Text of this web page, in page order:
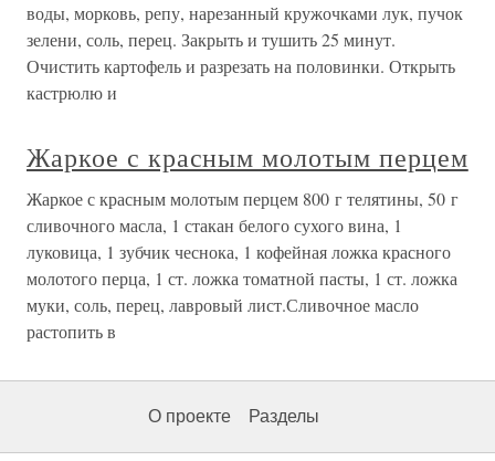
воды, морковь, репу, нарезанный кружочками лук, пучок
зелени, соль, перец. Закрыть и тушить 25 минут.
Очистить картофель и разрезать на половинки. Открыть
кастрюлю и
Жаркое с красным молотым перцем
Жаркое с красным молотым перцем 800 г телятины, 50 г
сливочного масла, 1 стакан белого сухого вина, 1
луковица, 1 зубчик чеснока, 1 кофейная ложка красного
молотого перца, 1 ст. ложка томатной пасты, 1 ст. ложка
муки, соль, перец, лавровый лист.Сливочное масло
растопить в
О проекте Разделы